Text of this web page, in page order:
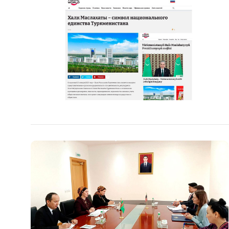
Общество
Культура
Наука
Спорт